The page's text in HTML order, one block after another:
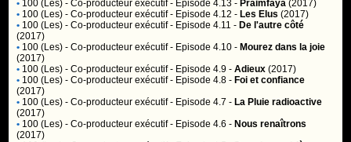
• 100 (Les) - Co-producteur exécutif - Episode 4.13 - Praimfaya (2017)
• 100 (Les) - Co-producteur exécutif - Episode 4.12 - Les Elus (2017)
• 100 (Les) - Co-producteur exécutif - Episode 4.11 - De l'autre côté
(2017)
• 100 (Les) - Co-producteur exécutif - Episode 4.10 - Mourez dans la joie
(2017)
• 100 (Les) - Co-producteur exécutif - Episode 4.9 -Adieux (2017)
• 100 (Les) - Co-producteur exécutif - Episode 4.8 - Foi et confiance
(2017)
• 100 (Les) - Co-producteur exécutif - Episode 4.7 - La Pluie radioactive
(2017)
• 100 (Les) - Co-producteur exécutif - Episode 4.6 - Nous renaîtrons
(2017)